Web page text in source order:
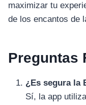
maximizar tu
de los encantos de
Preguntas
¿Es segura la
Sí, la app